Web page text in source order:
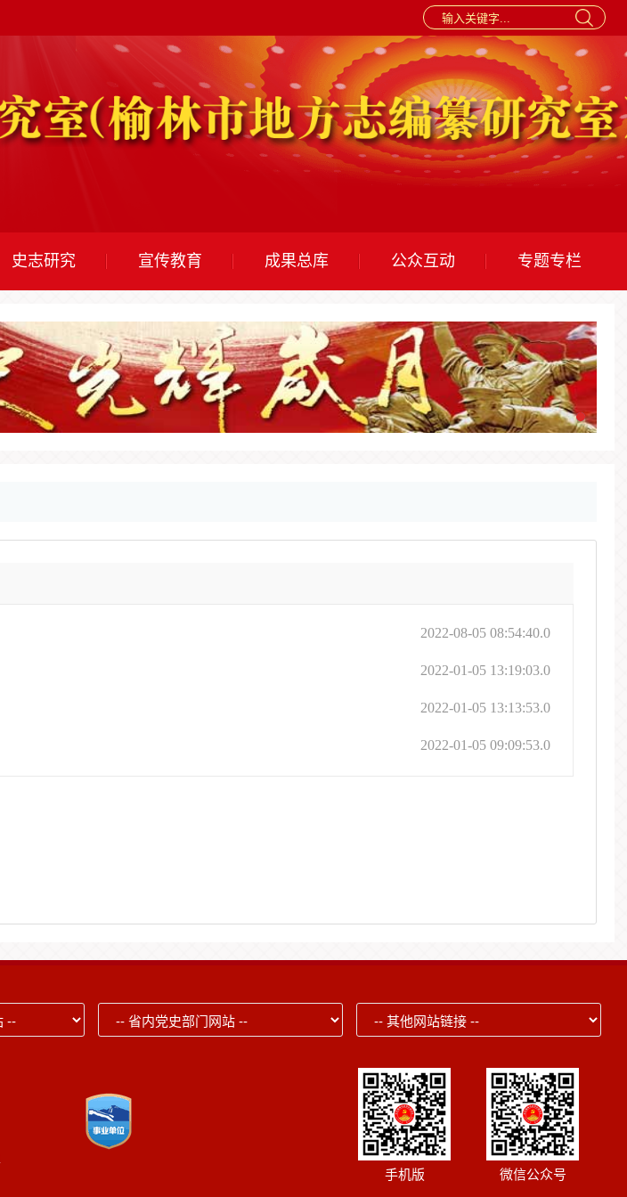
史志研究 宣传教育 成果总库 公众互动 专题专栏
2022-08-05 08:54:40.0
2022-01-05 13:19:03.0
2022-01-05 13:13:53.0
2022-01-05 09:09:53.0
手机版
微信公众号